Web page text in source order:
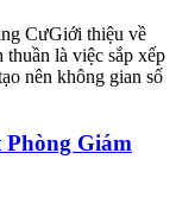
CưGiới thiệu về
là việc sắp xếp
nên không gian số
Giám